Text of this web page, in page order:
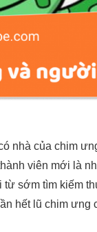
nhà của chim
viên mới là
sớm tìm kiếm
hết lũ chim ưng